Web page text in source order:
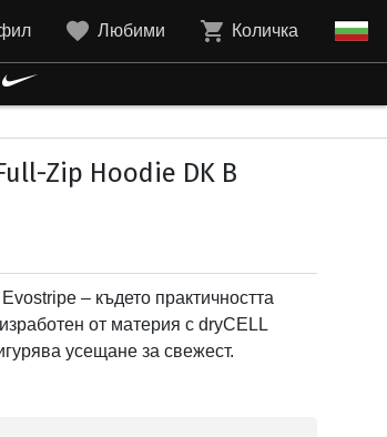
Любими Количка
Zip Hoodie DK B
– където практичността
от материя с dryCELL
усещане за свежест.